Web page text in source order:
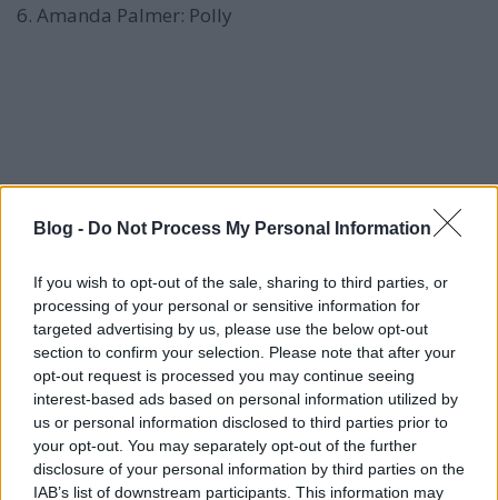
Blog - Do Not Process My Personal Information
If you wish to opt-out of the sale, sharing to third parties, or
processing of your personal or sensitive information for
targeted advertising by us, please use the below opt-out
section to confirm your selection. Please note that after your
opt-out request is processed you may continue seeing
interest-based ads based on personal information utilized by
us or personal information disclosed to third parties prior to
your opt-out. You may separately opt-out of the further
disclosure of your personal information by third parties on the
IAB’s list of downstream participants. This information may
6. Amanda Palmer: Polly
7. Surfer Blood: Territorial Pissings